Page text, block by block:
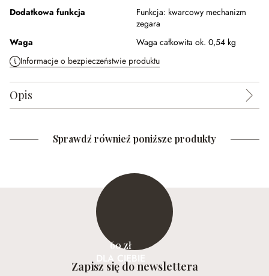
Dodatkowa funkcja
Funkcja: kwarcowy mechanizm
zegara
Waga
Waga całkowita ok. 0,54 kg
Informacje o bezpieczeństwie produktu
Opis
Sprawdź również poniższe produkty
60 zł
DLA CIEBIE
Zapisz się do newslettera